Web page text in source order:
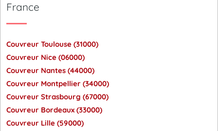
France
Couvreur Toulouse (31000)
Couvreur Nice (06000)
Couvreur Nantes (44000)
Couvreur Montpellier (34000)
Couvreur Strasbourg (67000)
Couvreur Bordeaux (33000)
Couvreur Lille (59000)